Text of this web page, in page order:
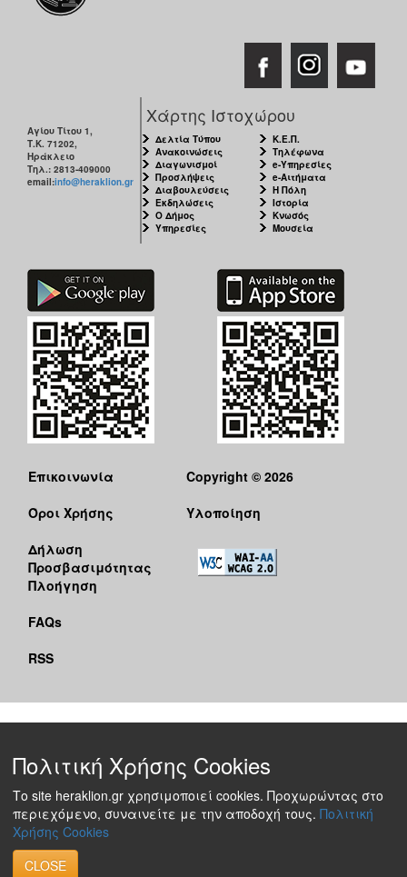
Αγίου Τίτου 1,
Τ.Κ. 71202,
Ηράκλειο
Τηλ.: 2813-409000
email:info@heraklion.gr
Χάρτης Ιστοχώρου
Δελτία Τύπου
Ανακοινώσεις
Διαγωνισμοί
Προσλήψεις
Διαβουλεύσεις
Εκδηλώσεις
Ο Δήμος
Υπηρεσίες
Κ.Ε.Π.
Τηλέφωνα
e-Υπηρεσίες
e-Αιτήματα
Η Πόλη
Ιστορία
Κνωσός
Μουσεία
Επικοινωνία
Όροι Χρήσης
Δήλωση
Προσβασιμότητας
Πλοήγηση
FAQs
RSS
Copyright © 2026
Υλοποίηση
Πολιτική Χρήσης Cookies
Το site heraklion.gr χρησιμοποιεί cookies. Προχωρώντας στο
περιεχόμενο, συναινείτε με την αποδοχή τους. Πολιτική
Χρήσης Cookies
CLOSE